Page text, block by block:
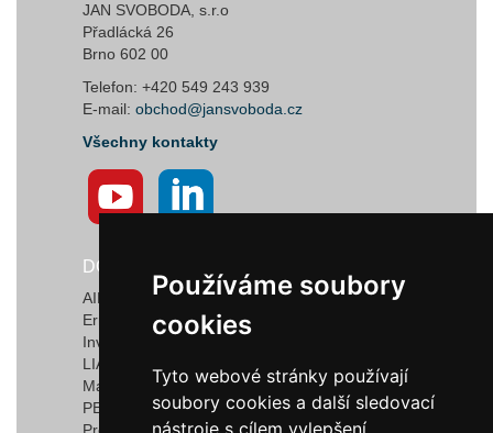
Používáme soubory
cookies
Tyto webové stránky používají
soubory cookies a další sledovací
nástroje s cílem vylepšení
Používáme soubory
cookies
Tyto webové stránky používají
soubory cookies a další sledovací
nástroje s cílem vylepšení
JAN SVOBODA, s.r.o
Přadlácká 26
Brno 602 00
Telefon: +420 549 243 939
E-mail: obchod@jansvoboda.cz
Všechny kontakty
DODAVATELÉ
AIRTECT Plastic Leak Alarm Systems
Ermanno Balzi S.r.l.
Invotec Solutions Limited
LIAD Weighing and Control Systems Ltd.
Marquardt GmbH & Co. KG
PEDROTTI NORMALIZZATI